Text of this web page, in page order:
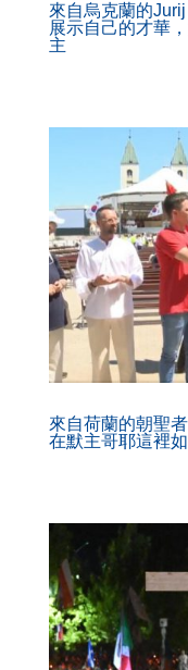
來自烏克蘭的
展示自己的才華
主
來自荷蘭的朝聖
在默主哥耶這裡